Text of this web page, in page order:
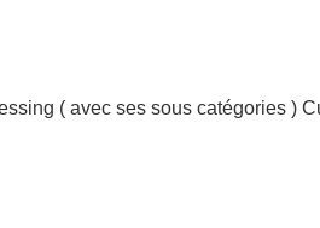
( avec ses sous catégories )